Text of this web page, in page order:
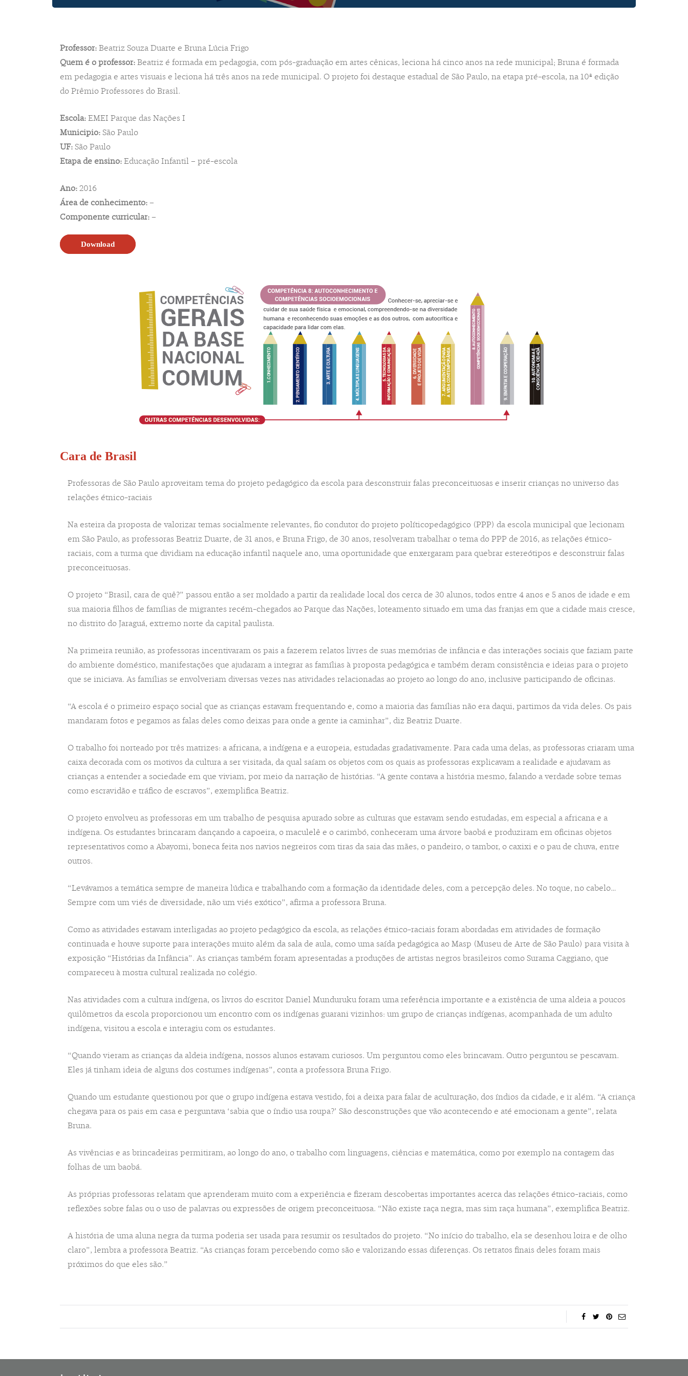
Professor: Beatriz Souza Duarte e Bruna Lúcia Frigo
Quem é o professor: Beatriz é formada em pedagogia, com pós-graduação em artes cênicas, leciona há cinco anos na rede municipal; Bruna é formada
em pedagogia e artes visuais e leciona há três anos na rede municipal. O projeto foi destaque estadual de São Paulo, na etapa pré-escola, na 10ª edição
do Prêmio Professores do Brasil.
Escola: EMEI Parque das Nações I
Municipio: São Paulo
UF: São Paulo
Etapa de ensino: Educação Infantil – pré-escola
Ano: 2016
Área de conhecimento: –
Componente curricular: –
Download
Cara de Brasil
Professoras de São Paulo aproveitam tema do projeto pedagógico da escola para desconstruir falas preconceituosas e inserir crianças no universo das
relações étnico-raciais
Na esteira da proposta de valorizar temas socialmente relevantes, fio condutor do projeto políticopedagógico (PPP) da escola municipal que lecionam
em São Paulo, as professoras Beatriz Duarte, de 31 anos, e Bruna Frigo, de 30 anos, resolveram trabalhar o tema do PPP de 2016, as relações étnico-
raciais, com a turma que dividiam na educação infantil naquele ano, uma oportunidade que enxergaram para quebrar estereótipos e desconstruir falas
preconceituosas.
O projeto “Brasil, cara de quê?” passou então a ser moldado a partir da realidade local dos cerca de 30 alunos, todos entre 4 anos e 5 anos de idade e em
sua maioria filhos de famílias de migrantes recém-chegados ao Parque das Nações, loteamento situado em uma das franjas em que a cidade mais cresce,
no distrito do Jaraguá, extremo norte da capital paulista.
Na primeira reunião, as professoras incentivaram os pais a fazerem relatos livres de suas memórias de infância e das interações sociais que faziam parte
do ambiente doméstico, manifestações que ajudaram a integrar as famílias à proposta pedagógica e também deram consistência e ideias para o projeto
que se iniciava. As famílias se envolveriam diversas vezes nas atividades relacionadas ao projeto ao longo do ano, inclusive participando de oficinas.
“A escola é o primeiro espaço social que as crianças estavam frequentando e, como a maioria das famílias não era daqui, partimos da vida deles. Os pais
mandaram fotos e pegamos as falas deles como deixas para onde a gente ia caminhar”, diz Beatriz Duarte.
O trabalho foi norteado por três matrizes: a africana, a indígena e a europeia, estudadas gradativamente. Para cada uma delas, as professoras criaram uma
caixa decorada com os motivos da cultura a ser visitada, da qual saíam os objetos com os quais as professoras explicavam a realidade e ajudavam as
crianças a entender a sociedade em que viviam, por meio da narração de histórias. “A gente contava a história mesmo, falando a verdade sobre temas
como escravidão e tráfico de escravos”, exemplifica Beatriz.
O projeto envolveu as professoras em um trabalho de pesquisa apurado sobre as culturas que estavam sendo estudadas, em especial a africana e a
indígena. Os estudantes brincaram dançando a capoeira, o maculelê e o carimbó, conheceram uma árvore baobá e produziram em oficinas objetos
representativos como a Abayomi, boneca feita nos navios negreiros com tiras da saia das mães, o pandeiro, o tambor, o caxixi e o pau de chuva, entre
outros.
“Levávamos a temática sempre de maneira lúdica e trabalhando com a formação da identidade deles, com a percepção deles. No toque, no cabelo…
Sempre com um viés de diversidade, não um viés exótico”, afirma a professora Bruna.
Como as atividades estavam interligadas ao projeto pedagógico da escola, as relações étnico-raciais foram abordadas em atividades de formação
continuada e houve suporte para interações muito além da sala de aula, como uma saída pedagógica ao Masp (Museu de Arte de São Paulo) para visita à
exposição “Histórias da Infância”. As crianças também foram apresentadas a produções de artistas negros brasileiros como Surama Caggiano, que
compareceu à mostra cultural realizada no colégio.
Nas atividades com a cultura indígena, os livros do escritor Daniel Munduruku foram uma referência importante e a existência de uma aldeia a poucos
quilômetros da escola proporcionou um encontro com os indígenas guarani vizinhos: um grupo de crianças indígenas, acompanhada de um adulto
indígena, visitou a escola e interagiu com os estudantes.
“Quando vieram as crianças da aldeia indígena, nossos alunos estavam curiosos. Um perguntou como eles brincavam. Outro perguntou se pescavam.
Eles já tinham ideia de alguns dos costumes indígenas”, conta a professora Bruna Frigo.
Quando um estudante questionou por que o grupo indígena estava vestido, foi a deixa para falar de aculturação, dos índios da cidade, e ir além. “A criança
chegava para os pais em casa e perguntava ‘sabia que o índio usa roupa?’ São desconstruções que vão acontecendo e até emocionam a gente”, relata
Bruna.
As vivências e as brincadeiras permitiram, ao longo do ano, o trabalho com linguagens, ciências e matemática, como por exemplo na contagem das
folhas de um baobá.
As próprias professoras relatam que aprenderam muito com a experiência e fizeram descobertas importantes acerca das relações étnico-raciais, como
reflexões sobre falas ou o uso de palavras ou expressões de origem preconceituosa. “Não existe raça negra, mas sim raça humana”, exemplifica Beatriz.
A história de uma aluna negra da turma poderia ser usada para resumir os resultados do projeto. “No início do trabalho, ela se desenhou loira e de olho
claro”, lembra a professora Beatriz. “As crianças foram percebendo como são e valorizando essas diferenças. Os retratos finais deles foram mais
próximos do que eles são.”